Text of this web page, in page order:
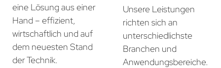
eine Lösung aus einer
Hand – effizient,
wirtschaftlich und auf
dem neuesten Stand
der Technik.
Unsere Leistungen
richten sich an
unterschiedlichste
Branchen und
Anwendungsbereiche.